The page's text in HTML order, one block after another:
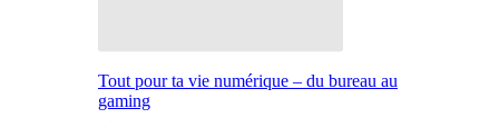
Tout pour ta vie numérique – du bureau au
gaming